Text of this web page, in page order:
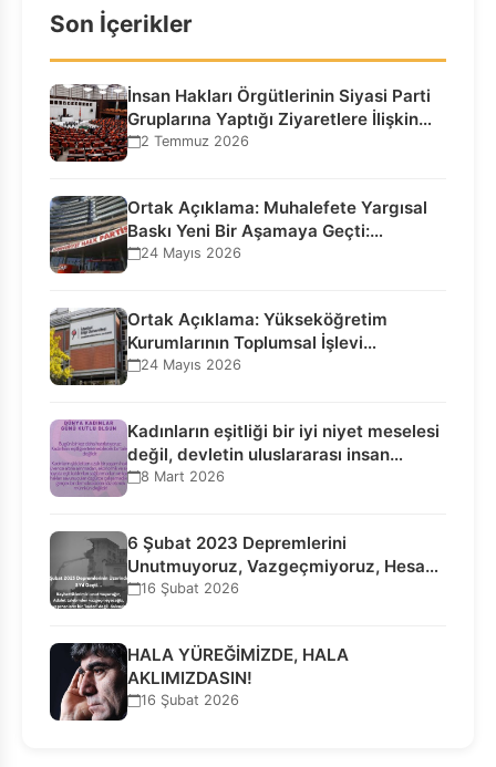
Son İçerikler
İnsan Hakları Örgütlerinin Siyasi Parti
Gruplarına Yaptığı Ziyaretlere İlişkin
Bilgilendirme…
2 Temmuz 2026
Ortak Açıklama: Muhalefete Yargısal
Baskı Yeni Bir Aşamaya Geçti:
Seçilmiş…
24 Mayıs 2026
Ortak Açıklama: Yükseköğretim
Kurumlarının Toplumsal İşlevi
Kurucularının Ticari Akıbetine
24 Mayıs 2026
Kadınların eşitliği bir iyi niyet meselesi
değil, devletin uluslararası insan…
8 Mart 2026
6 Şubat 2023 Depremlerini
Unutmuyoruz, Vazgeçmiyoruz, Hesap
Sorulmasını İstiyoruz!
16 Şubat 2026
HALA YÜREĞİMİZDE, HALA
AKLIMIZDASIN!
16 Şubat 2026